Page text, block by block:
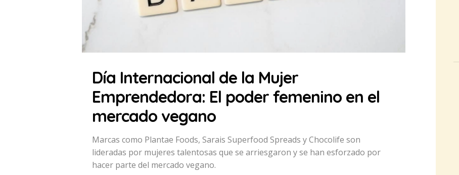
Día Internacional de la Mujer
Emprendedora: El poder femenino en el
mercado vegano
Marcas como Plantae Foods, Sarais Superfood Spreads y Chocolife son
lideradas por mujeres talentosas que se arriesgaron y se han esforzado por
hacer parte del mercado vegano.